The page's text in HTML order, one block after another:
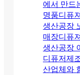
에서 만드
명품디퓨
생산공장
매장디퓨
생산공장
디퓨저제
산업체와